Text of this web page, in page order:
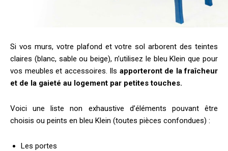
Si vos murs, votre plafond et votre sol arborent des teintes
claires (blanc, sable ou beige), n’utilisez le bleu Klein que pour
vos meubles et accessoires. Ils apporteront de la fraîcheur
et de la gaieté au logement par petites touches.
Voici une liste non exhaustive d’éléments pouvant être
choisis ou peints en bleu Klein (toutes pièces confondues) :
Les portes